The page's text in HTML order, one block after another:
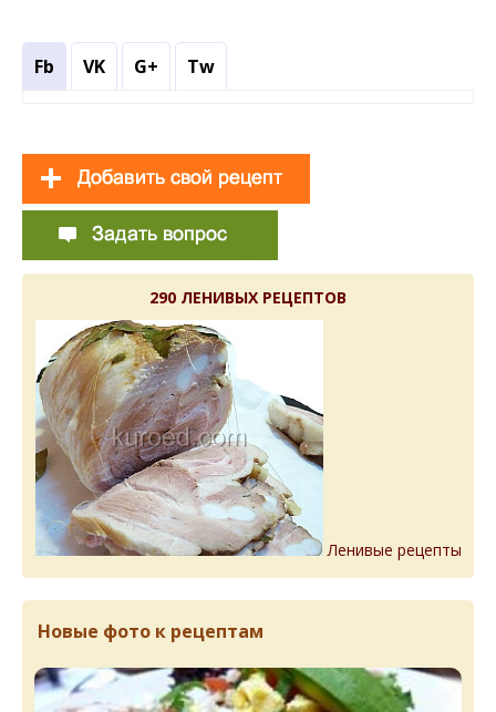
Fb VK G+ Tw
290 ЛЕНИВЫХ РЕЦЕПТОВ
Ленивые рецепты
Новые фото к рецептам